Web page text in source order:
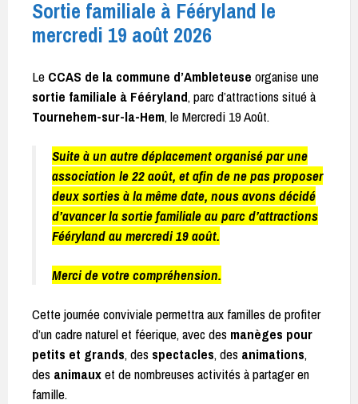
Sortie familiale à Fééryland le
mercredi 19 août 2026
Le CCAS de la commune d’Ambleteuse organise une
sortie familiale à Fééryland, parc d’attractions situé à
Tournehem-sur-la-Hem, le Mercredi 19 Août.
Suite à un autre déplacement organisé par une
association le 22 août, et afin de ne pas proposer
deux sorties à la même date, nous avons décidé
d’avancer la sortie familiale au parc d’attractions
Fééryland au mercredi 19 août.
Merci de votre compréhension.
Cette journée conviviale permettra aux familles de profiter
d’un cadre naturel et féerique, avec des manèges pour
petits et grands, des spectacles, des animations,
des animauxet de nombreuses activités à partager en
famille.